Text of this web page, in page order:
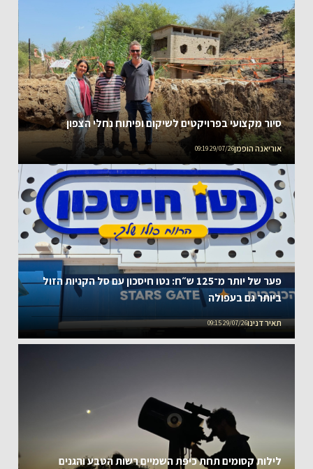
סיור מקצועי בפרויקטים לשיקום ופיתוח נחלי הצפון
אוריאנה הופמן29/07/26 09:19
פער של יותר מ־125 ש״ח: נטו חיסכון עם סל הקניות הזול
ביותר גם בעפולה
תאיר דנינו29/07/26 09:15
לילות קסומים תחת כיפת השמיים רשות הטבע והגנים